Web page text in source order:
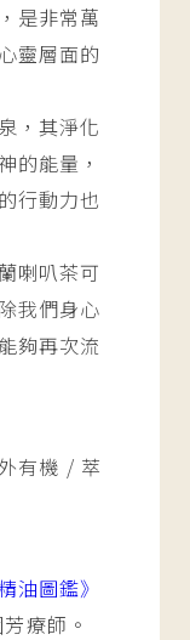
是非常萬
靈層面的
，其淨化
的能量，
行動力也
喇叭茶可
我們身心
夠再次流
有機 / 萃
油圖鑑》
療師。